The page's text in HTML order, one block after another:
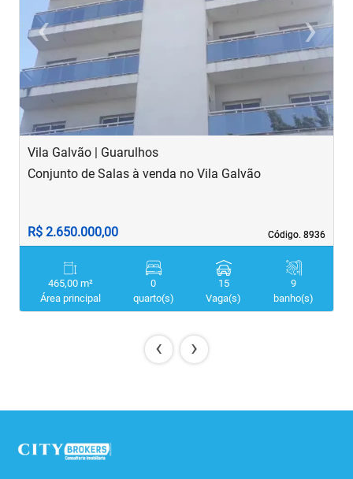
‹Previous ›Next
Vila Galvão | Guarulhos
Código. 8936
Código. 8936
Conjunto de Salas à venda no Vila Galvão
R$ 2.650.000,00
465,00 m²
Área principal
0
quarto(s)
15
Vaga(s)
9
banho(s)
‹ ›